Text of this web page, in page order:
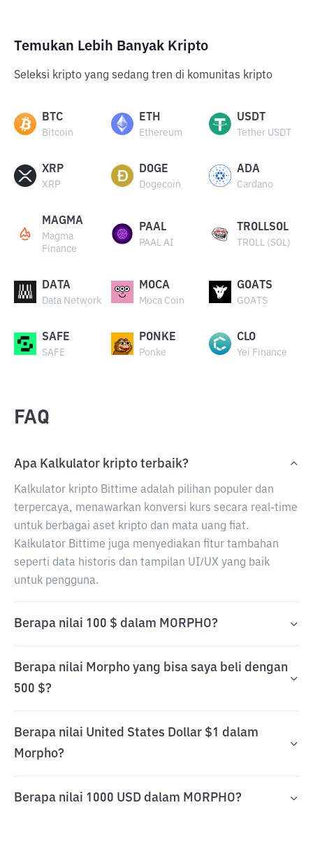
Temukan Lebih Banyak Kripto
Seleksi kripto yang sedang tren di komunitas kripto
BTC
Bitcoin
ETH
Ethereum
USDT
Tether USDT
XRP
XRP
DOGE
Dogecoin
ADA
Cardano
MAGMA
Magma
Finance
PAAL
PAAL AI
TROLLSOL
TROLL (SOL)
DATA
Data Network
MOCA
Moca Coin
GOATS
GOATS
SAFE
SAFE
PONKE
Ponke
CLO
Yei Finance
FAQ
Apa Kalkulator kripto terbaik?
Kalkulator kripto Bittime adalah pilihan populer dan
terpercaya, menawarkan konversi kurs secara real-time
untuk berbagai aset kripto dan mata uang fiat.
Kalkulator Bittime juga menyediakan fitur tambahan
seperti data historis dan tampilan UI/UX yang baik
untuk pengguna.
Berapa nilai 100 $ dalam MORPHO?
Berapa nilai Morpho yang bisa saya beli dengan
500 $?
Berapa nilai United States Dollar $1 dalam
Morpho?
Berapa nilai 1000 USD dalam MORPHO?